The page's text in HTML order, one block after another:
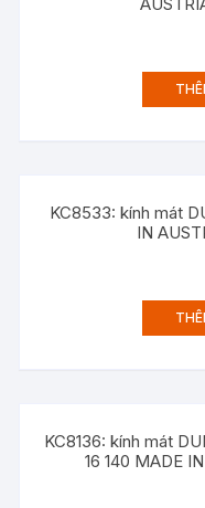
KC8533: kính mát
IN
KC8136: kính mát
16 140 MADE